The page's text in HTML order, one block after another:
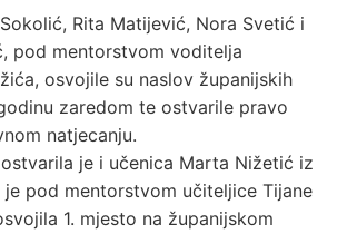
Rita Matijević, Nora Svetić i
pod mentorstvom voditelja
osvojile su naslov županijskih
zaredom te ostvarile pravo
natjecanju.
je i učenica Marta Nižetić iz
je pod mentorstvom učiteljice Tijane
1. mjesto na županijskom